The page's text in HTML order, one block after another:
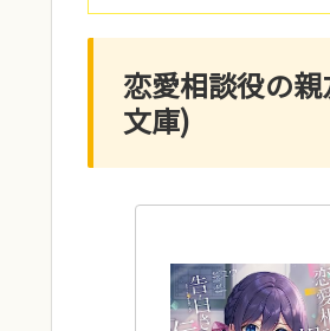
恋愛相談役の
文庫)